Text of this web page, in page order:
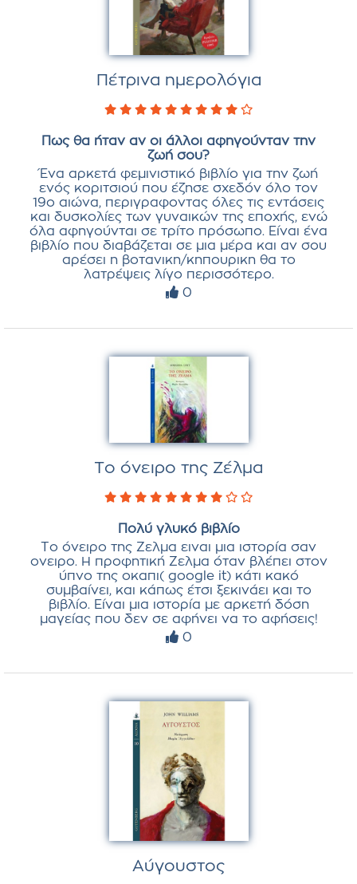
Πέτρινα ημερολόγια
Πως θα ήταν αν οι άλλοι αφηγούνταν την
ζωή σου?
Ένα αρκετά φεμινιστικό βιβλίο για την ζωή
ενός κοριτσιού που έζησε σχεδόν όλο τον
19ο αιώνα, περιγραφοντας όλες τις εντάσεις
και δυσκολίες των γυναικών της εποχής, ενώ
όλα αφηγούνται σε τρίτο πρόσωπο. Είναι ένα
βιβλίο που διαβάζεται σε μια μέρα και αν σου
αρέσει η βοτανικη/κηπουρικη θα το
λατρέψεις λίγο περισσότερο.
0
Τo όνειρο της Ζέλμα
Πολύ γλυκό βιβλίο
Το όνειρο της Ζελμα ειναι μια ιστορία σαν
ονειρο. Η προφητική Ζελμα όταν βλέπει στον
ύπνο της οκαπι( google it) κάτι κακό
συμβαίνει, και κάπως έτσι ξεκινάει και το
βιβλίο. Είναι μια ιστορία με αρκετή δόση
μαγείας που δεν σε αφήνει να το αφήσεις!
0
Αύγουστος